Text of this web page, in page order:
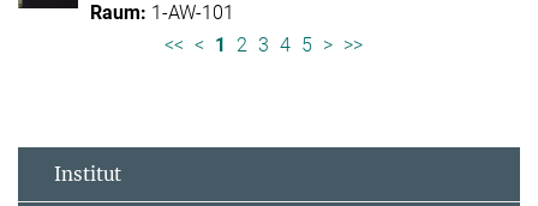
1-AW-101
<< < 1 2 3 4 5 > >>
Institut